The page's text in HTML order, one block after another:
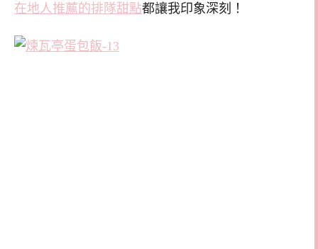
在地人推薦的排隊甜點都讓我印象深刻！